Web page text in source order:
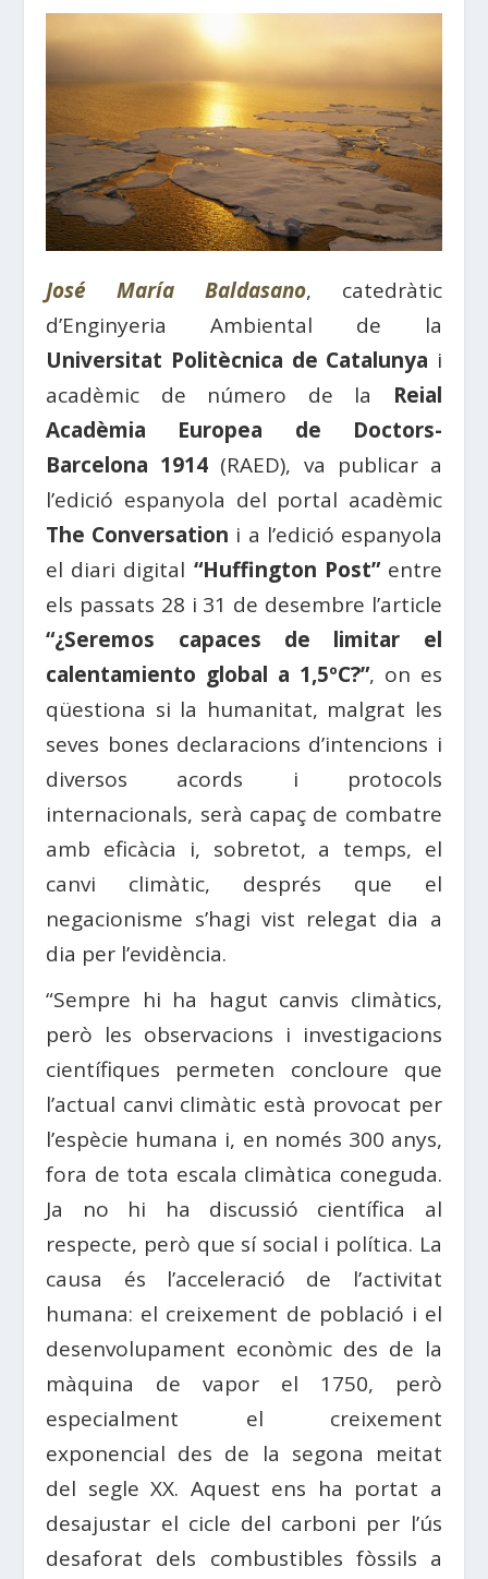
José María Baldasano, catedràtic
d’Enginyeria Ambiental de la
Universitat Politècnica de Catalunya i
acadèmic de número de la Reial
Acadèmia Europea de Doctors-
Barcelona 1914 (RAED), va publicar a
l’edició espanyola del portal acadèmic
The Conversation i a l’edició espanyola
el diari digital “Huffington Post”entre
els passats 28 i 31 de desembre l’article
“¿Seremos capaces de limitar el
calentamiento global a 1,5ºC?”, on es
qüestiona si la humanitat, malgrat les
seves bones declaracions d’intencions i
diversos acords i protocols
internacionals, serà capaç de combatre
amb eficàcia i, sobretot, a temps, el
canvi climàtic, després que el
negacionisme s’hagi vist relegat dia a
dia per l’evidència.
“Sempre hi ha hagut canvis climàtics,
però les observacions i investigacions
científiques permeten concloure que
l’actual canvi climàtic està provocat per
l’espècie humana i, en només 300 anys,
fora de tota escala climàtica coneguda.
Ja no hi ha discussió científica al
respecte, però que sí social i política. La
causa és l’acceleració de l’activitat
humana: el creixement de població i el
desenvolupament econòmic des de la
màquina de vapor el 1750, però
especialment el creixement
exponencial des de la segona meitat
del segle XX. Aquest ens ha portat a
desajustar el cicle del carboni per l’ús
desaforat dels combustibles fòssils a